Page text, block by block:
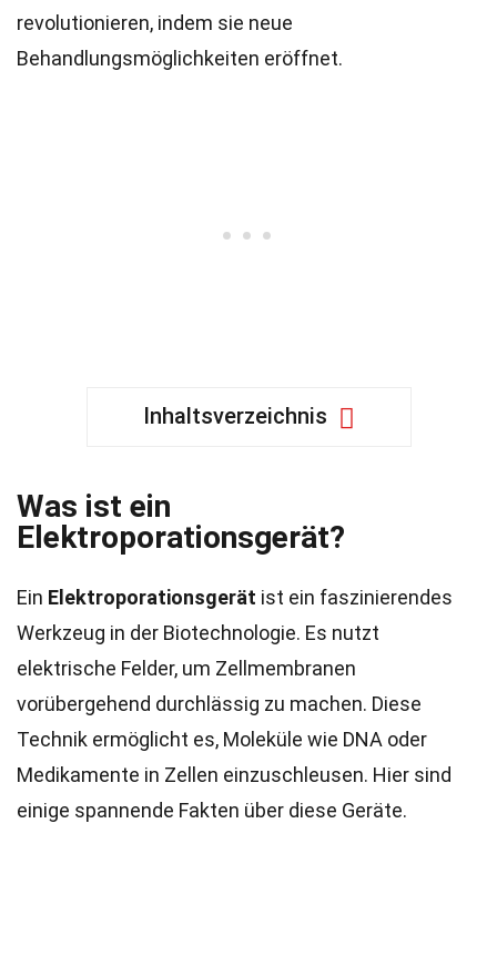
revolutionieren, indem sie neue
Behandlungsmöglichkeiten eröffnet.
Inhaltsverzeichnis
Was ist ein
Elektroporationsgerät?
Ein Elektroporationsgerät ist ein faszinierendes
Werkzeug in der Biotechnologie. Es nutzt
elektrische Felder, um Zellmembranen
vorübergehend durchlässig zu machen. Diese
Technik ermöglicht es, Moleküle wie DNA oder
Medikamente in Zellen einzuschleusen. Hier sind
einige spannende Fakten über diese Geräte.